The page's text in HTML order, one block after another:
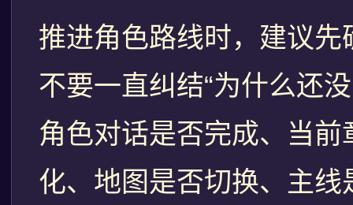
推进角色路线时，建议先
不要一直纠结“为什么还
角色对话是否完成、当
化、地图是否切换、主